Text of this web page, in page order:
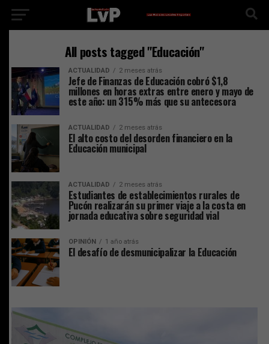
All posts tagged "Educación"
ACTUALIDAD 2 meses atrás
Jefe de Finanzas de Educación cobró $1,8
millones en horas extras entre enero y mayo de
este año: un 315% más que su antecesora
ACTUALIDAD 2 meses atrás
El alto costo del desorden financiero en la
Educación municipal
ACTUALIDAD 2 meses atrás
Estudiantes de establecimientos rurales de
Pucón realizarán su primer viaje a la costa en
jornada educativa sobre seguridad vial
OPINIÓN 1 año atrás
El desafío de desmunicipalizar la Educación